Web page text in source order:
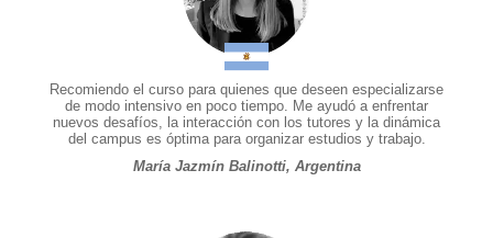
Recomiendo el curso para quienes que deseen especializarse
de modo intensivo en poco tiempo. Me ayudó a enfrentar
nuevos desafíos, la interacción con los tutores y la dinámica
del campus es óptima para organizar estudios y trabajo.
María Jazmín Balinotti, Argentina